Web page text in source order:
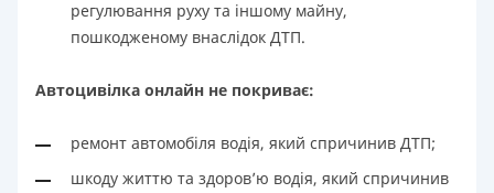
регулювання руху та іншому майну,
пошкодженому внаслідок ДТП.
Автоцивілка онлайн не покриває:
ремонт автомобіля водія, який спричинив ДТП;
шкоду життю та здоров’ю водія, який спричинив